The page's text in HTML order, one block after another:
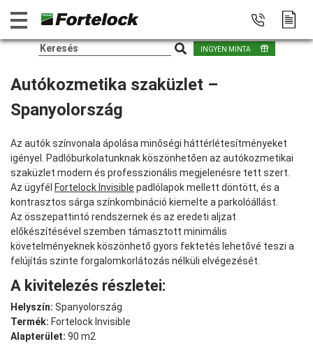
INGYEN MINTA
Autókozmetika szaküzlet –
Spanyolország
Az autók színvonala ápolása minőségi háttérlétesítményeket
igényel. Padlóburkolatunknak köszönhetően az autókozmetikai
szaküzlet modern és professzionális megjelenésre tett szert.
Az ügyfél Fortelock Invisible padlólapok mellett döntött, és a
kontrasztos sárga színkombináció kiemelte a parkolóállást.
Az összepattintó rendszernek és az eredeti aljzat
előkészítésével szemben támasztott minimális
követelményeknek köszönhető gyors fektetés lehetővé teszi a
felújítás szinte forgalomkorlátozás nélküli elvégezését.
A kivitelezés részletei:
Helyszín: Spanyolország
Termék: Fortelock Invisible
Alapterület: 90 m2